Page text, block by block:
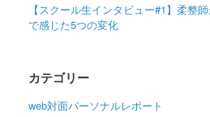
【スクール生インタビュー#1】柔整
で感じた5つの変化
カテゴリー
web対面パーソナルレポート